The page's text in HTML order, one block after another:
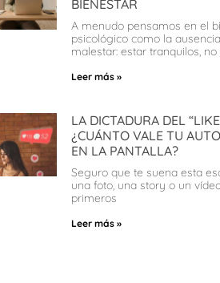
BIENESTAR
A menudo pensamos en el
psicológico como la
malestar: estar tranquilos,
Leer más »
LA DICTADURA DEL
¿CUÁNTO VALE TU
EN LA PANTALLA?
Seguro que te suena esta
una foto, una story o un
primeros
Leer más »